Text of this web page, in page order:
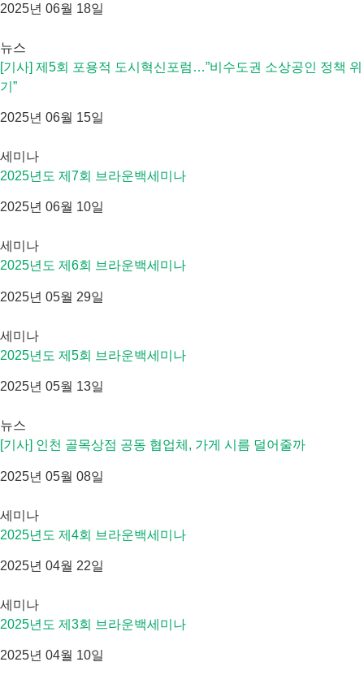
2025년 06월 18일
뉴스
[기사] 제5회 포용적 도시혁신포럼…”비수도권 소상공인 정책 위
기”
2025년 06월 15일
세미나
2025년도 제7회 브라운백세미나
2025년 06월 10일
세미나
2025년도 제6회 브라운백세미나
2025년 05월 29일
세미나
2025년도 제5회 브라운백세미나
2025년 05월 13일
뉴스
[기사] 인천 골목상점 공동 협업체, 가게 시름 덜어줄까
2025년 05월 08일
세미나
2025년도 제4회 브라운백세미나
2025년 04월 22일
세미나
2025년도 제3회 브라운백세미나
2025년 04월 10일